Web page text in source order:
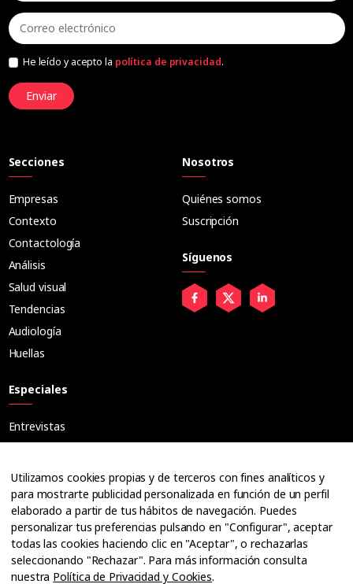
He leído y acepto la política de privacidad.
Enviar
Secciones
Empresas
Contexto
Contactología
Análisis
Salud visual
Tendencias
Audiología
Huellas
Especiales
Entrevistas
Ópticos
Cuadernos
Guías
Dossier
Anuarios
Ofertas de empleo
Nosotros
Quiénes somos
Suscripción
Síguenos
Utilizamos cookies propias y de terceros con fines analíticos y
para mostrarte publicidad personalizada en función de un perfil
elaborado a partir de tus hábitos de navegación. Puedes
personalizar tus preferencias pulsando en "Configurar", aceptar
todas las cookies haciendo clic en "Aceptar", o rechazarlas
seleccionando "Rechazar". Para más información consulta
nuestra Política de Privacidad y Cookies.